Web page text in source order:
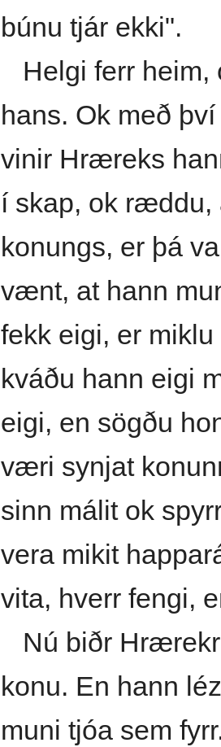
búnu tjár ekki".
Helgi ferr heim,
hans. Ok með
vinir Hræreks
í skap, ok ræddu,
konungs, er þá
vænt, at hann
fekk eigi, er
kváðu hann eigi
eigi, en sögðu
væri synjat
sinn málit ok
vera mikit
vita, hverr fengi,
Nú biðr
konu. En hann
muni tjóa sem